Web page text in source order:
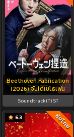
Beethoven Fabrication
(2026) จับไต๋เบโธเฟน
Soundtrack(T) ST
6.3 ซับไทย